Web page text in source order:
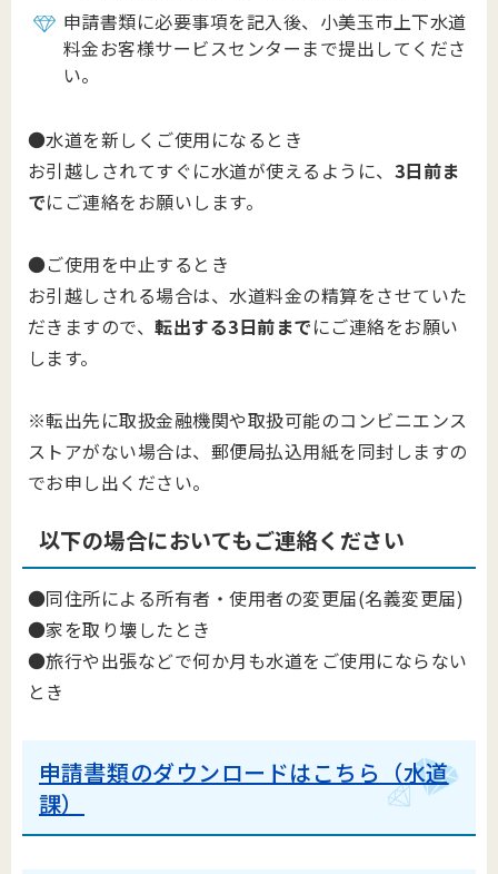
申請書類に必要事項を記入後、小美玉市上下水道
料金お客様サービスセンターまで提出してくださ
い。
●水道を新しくご使用になるとき
お引越しされてすぐに水道が使えるように、 3日前ま
でにご連絡をお願いします。
●ご使用を中止するとき
お引越しされる場合は、水道料金の精算をさせていた
だきますので、転出する3日前までにご連絡をお願い
します。
※転出先に取扱金融機関や取扱可能のコンビニエンス
ストアがない場合は、郵便局払込用紙を同封しますの
でお申し出ください。
以下の場合においてもご連絡ください
●同住所による所有者・使用者の変更届(名義変更届)
●家を取り壊したとき
●旅行や出張などで何か月も水道をご使用にならない
とき
申請書類のダウンロードはこちら（水道
課）